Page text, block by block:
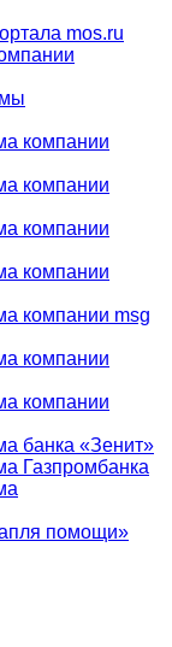
mos.ru
компании
компании
компании
компании
компании msg
компании
компании
банка «Зенит»
Газпромбанка
помощи»